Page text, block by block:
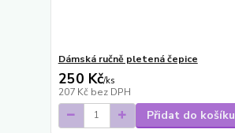
Dámská ručně pletená čepice
250 Kč/ks
207 Kč bez DPH
Přidat do košíku